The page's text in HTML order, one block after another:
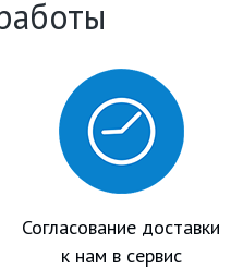
Согласование доставки
к нам в сервис